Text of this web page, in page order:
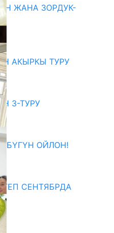
ЖАНА ЗОРДУК-
АКЫРКЫ ТУРУ
3-ТУРУ
БҮГҮН ОЙЛОН!
СЕНТЯБРДА